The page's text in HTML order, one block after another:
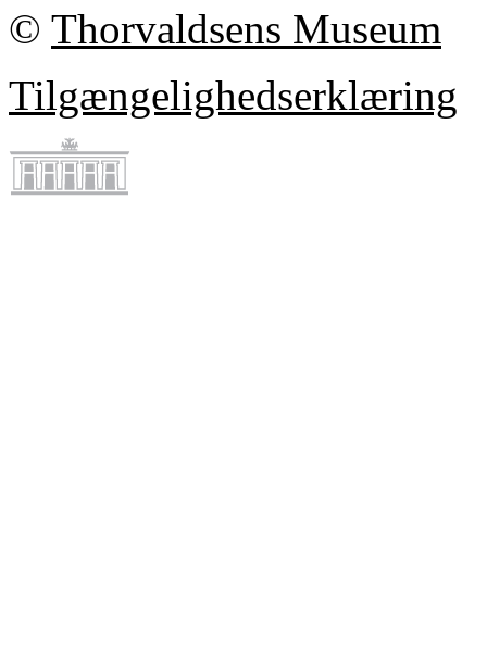
© Thorvaldsens Museum
Tilgængelighedserklæring